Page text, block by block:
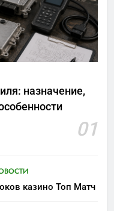
назначение,
01
казино Топ Матч